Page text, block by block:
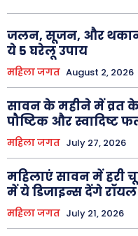
जलन, सूजन, और
ये 5 घरेलू उपाय
महिला जगत August 2, 2026
सावन के महीने में व्रत
पौष्टिक और स्वादिष्ट
महिला जगत July 27, 2026
महिलाएं सावन में हरी
में ये डिजाइन्स देंगे
महिला जगत July 21, 2026